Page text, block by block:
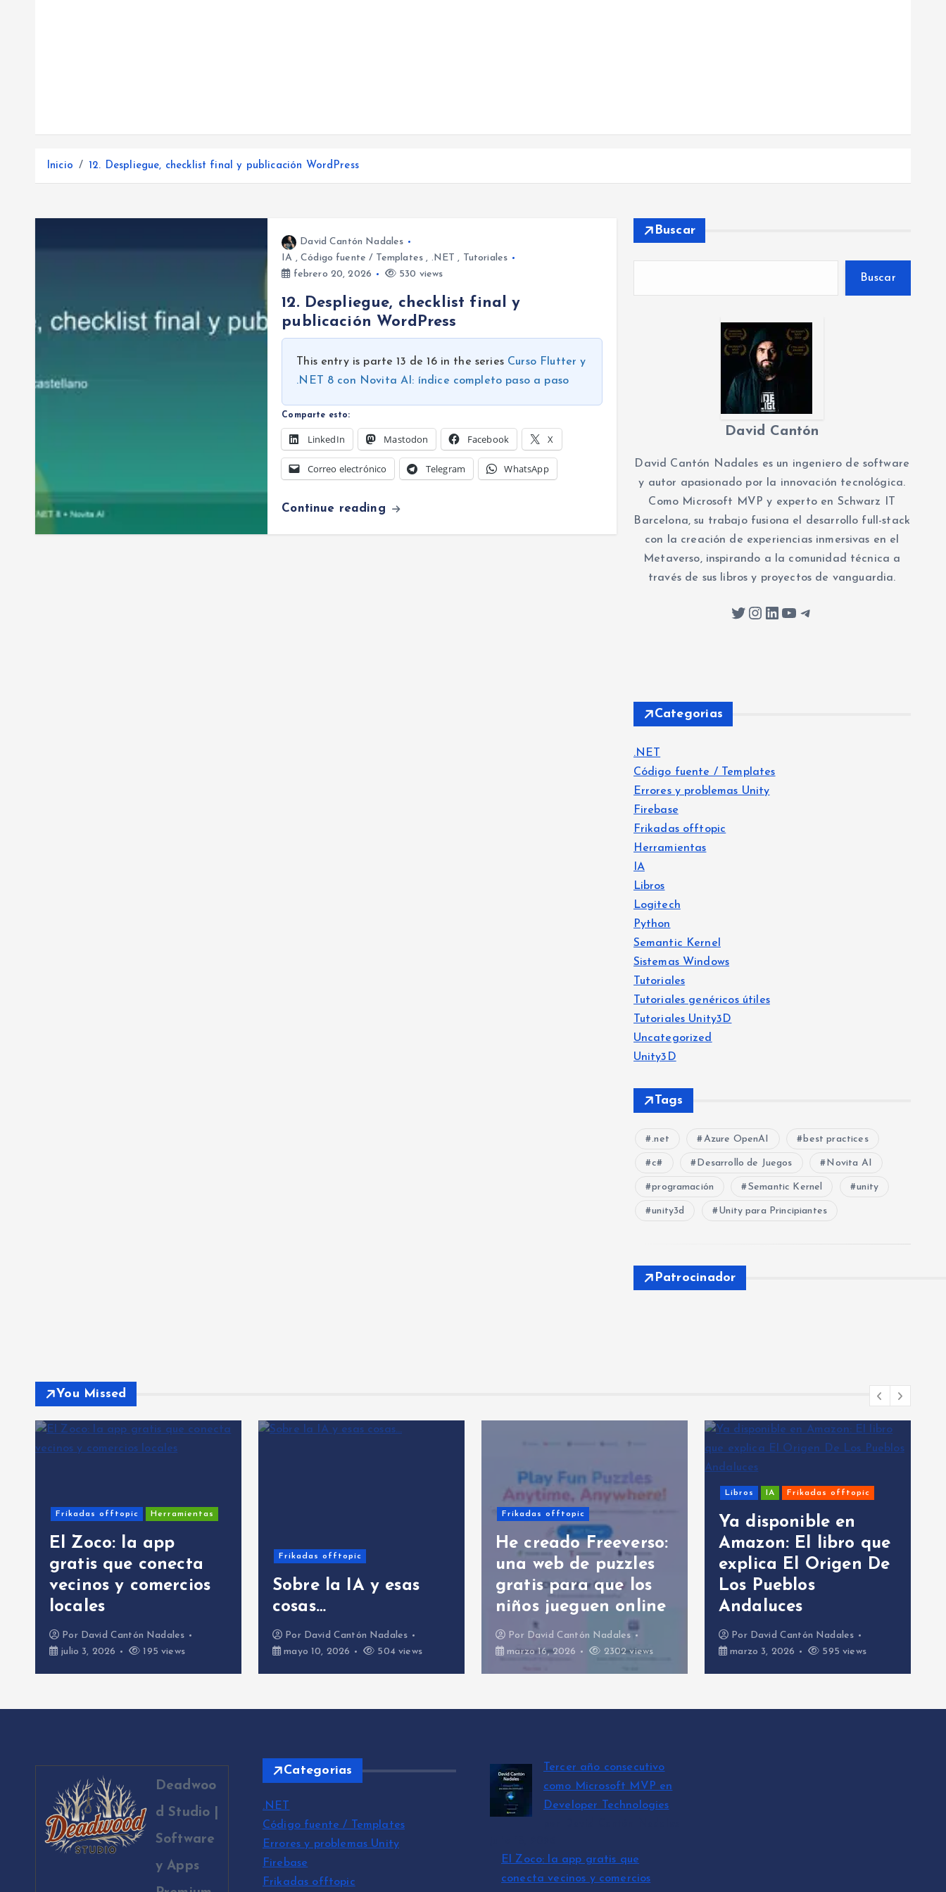
Inicio 12. Despliegue, checklist final y publicación WordPress
David Cantón Nadales
IA ,Código fuente / Templates , .NET , Tutoriales
febrero 20, 2026
530 views
12. Despliegue, checklist final y
publicación WordPress
This entry is parte 13 de 16 in the series Curso Flutter y
.NET 8 con Novita AI: índice completo paso a paso
Comparte esto:
LinkedIn Mastodon Facebook X
Correo electrónico Telegram WhatsApp
Continue reading
Buscar
Buscar
David Cantón
David Cantón Nadales es un ingeniero de software
y autor apasionado por la innovación tecnológica.
Como Microsoft MVP y experto en Schwarz IT
Barcelona, su trabajo fusiona el desarrollo full-stack
con la creación de experiencias inmersivas en el
Metaverso, inspirando a la comunidad técnica a
través de sus libros y proyectos de vanguardia.
Twitter Instagram LinkedIn YouTube Telegram
Categorias
.NET
Código fuente / Templates
Errores y problemas Unity
Firebase
Frikadas offtopic
Herramientas
IA
Libros
Logitech
Python
Semantic Kernel
Sistemas Windows
Tutoriales
Tutoriales genéricos útiles
Tutoriales Unity3D
Uncategorized
Unity3D
Tags
.net Azure OpenAI best practices
c# Desarrollo de Juegos Novita AI
programación Semantic Kernel unity
unity3d Unity para Principiantes
Patrocinador
You Missed
Frikadas offtopic Herramientas
El Zoco: la app
gratis que conecta
vecinos y comercios
locales
Por David Cantón Nadales
julio 3, 2026
195 views
Frikadas offtopic
Sobre la IA y esas
cosas…
Por David Cantón Nadales
mayo 10, 2026
504 views
Frikadas offtopic
He creado Freeverso:
una web de puzzles
gratis para que los
niños jueguen online
Por David Cantón Nadales
marzo 16, 2026
2302 views
Libros IA Frikadas offtopic
Ya disponible en
Amazon: El libro que
explica El Origen De
Los Pueblos
Andaluces
Por David Cantón Nadales
marzo 3, 2026
595 views
Deadwoo
d Studio |
Software
y Apps
Categorias
.NET
Código fuente / Templates
Errores y problemas Unity
Firebase
Frikadas offtopic
Tercer año consecutivo
como Microsoft MVP en
Developer Technologies
El Zoco: la app gratis que
conecta vecinos y comercios